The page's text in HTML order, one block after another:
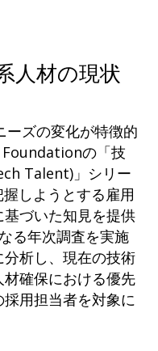
人材の現状
ーズの変化が特徴的
の「技
Talent)」シリー
しようとする雇用
づいた知見を提供
る年次調査を実施
析し、現在の技術
確保における優先
用担当者を対象に